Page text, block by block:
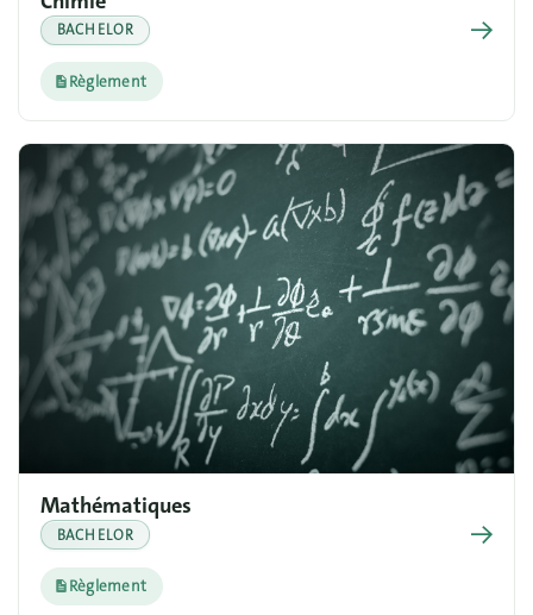
BACHELOR →
Règlement
Mathématiques
BACHELOR →
Règlement